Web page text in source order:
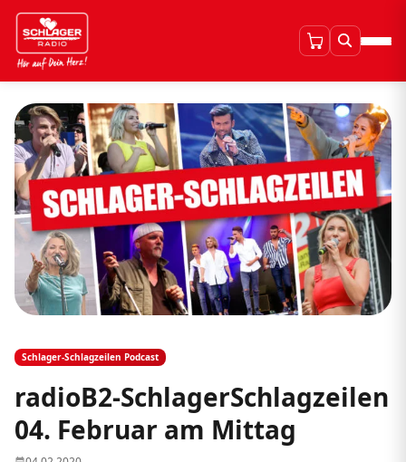
Schlager-Schlagzeilen Podcast
radioB2-SchlagerSchlagzeilen
04. Februar am Mittag